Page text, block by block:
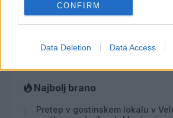
CONFIRM
Data Deletion Data Access
Najbolj brano
Pretep v gostinskem lokalu v